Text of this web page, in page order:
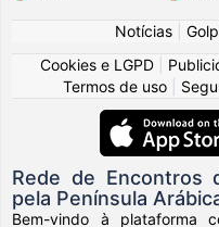
Notícias
Cookies e LGPD
Termos de uso
Rede de Encontros
pela Península
Bem-vindo à plataforma